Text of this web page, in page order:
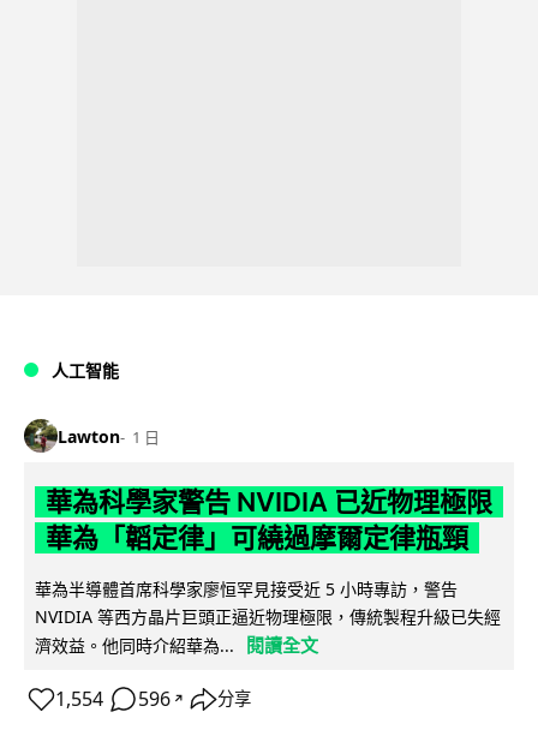
人工智能
Lawton 1 日
華為科學家警告 NVIDIA 已近物理極限
華為「韜定律」可繞過摩爾定律瓶頸
華為半導體首席科學家廖恒罕見接受近 5 小時專訪，警告
NVIDIA 等西方晶片巨頭正逼近物理極限，傳統製程升級已失經
濟效益。他同時介紹華為...
閱讀全文
1,554 596 ↗ 分享